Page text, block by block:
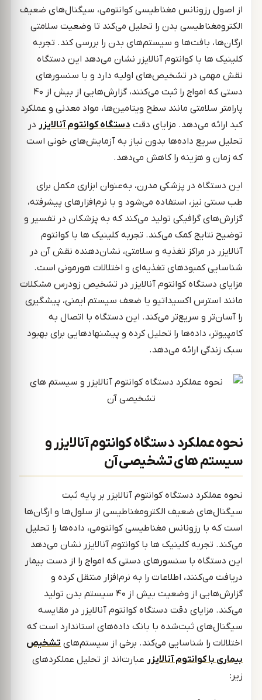
از اصول رزونانس مغناطیسی کوانتومی، سیگنال‌های ضعیف
الکترومغناطیسی بدن را تحلیل می‌کند تا وضعیت سلامتی
ارگان‌ها، بافت‌ها و سیستم‌های بدن را بررسی کند. تجربه
کلینیک ها با کوانتوم آنالایزر نشان می‌دهد این دستگاه
نقش مهمی در تشخیص‌های اولیه دارد و با سنسورهای
دستی که امواج را ثبت می‌کنند، گزارش‌هایی از بیش از ۴۰
پارامتر سلامتی مانند سطح ویتامین‌ها، مواد معدنی و عملکرد
کبد ارائه می‌دهد. مزایای دقت دستگاه کوانتوم آنالایزر در
تحلیل سریع داده‌ها بدون نیاز به آزمایش‌های خونی است
که زمان و هزینه را کاهش می‌دهد.
این دستگاه در پزشکی مدرن، به‌عنوان ابزاری مکمل برای
طب سنتی نیز، استفاده می‌شود و با نرم‌افزارهای پیشرفته،
گزارش‌های گرافیکی تولید می‌کند که به پزشکان در تفسیر و
توضیح نتایج کمک می‌کند. تجربه کلینیک ها با کوانتوم
آنالایزر در مراکز تغذیه و سلامتی، نشان‌دهنده نقش آن در
شناسایی کمبودهای تغذیه‌ای و اختلالات هورمونی است.
مزایای دستگاه کوانتوم آنالایزر در تشخیص زودرس مشکلات
مانند استرس اکسیداتیو یا ضعف سیستم ایمنی، پیشگیری
را آسان‌تر و سریع‌تر می‌کند. این دستگاه با اتصال به
کامپیوتر، داده‌ها را تحلیل کرده و پیشنهادهایی برای بهبود
سبک زندگی ارائه می‌دهد.
نحوه عملکرد دستگاه کوانتوم آنالایزر و
سیستم‌ های تشخیصی آن
نحوه عملکرد دستگاه کوانتوم آنالایزر بر پایه ثبت
سیگنال‌های ضعیف الکترومغناطیسی از سلول‌ها و ارگان‌ها
است که با رزونانس مغناطیسی کوانتومی، داده‌ها را تحلیل
می‌کند. تجربه کلینیک ها با کوانتوم آنالایزر نشان می‌دهد
این دستگاه با سنسورهای دستی که امواج را از دست بیمار
دریافت می‌کنند، اطلاعات را به نرم‌افزار منتقل کرده و
گزارش‌هایی از وضعیت بیش از ۴۰ سیستم بدن تولید
می‌کند. مزایای دقت دستگاه کوانتوم آنالایزر در مقایسه
سیگنال‌های ثبت‌شده با بانک داده‌های استاندارد است که
اختلالات را شناسایی می‌کند. برخی از سیستم‌های تشخیص
بیماری با کوانتوم آنالایزر عبارت‌اند از تحلیل عملکردهای
زیر: